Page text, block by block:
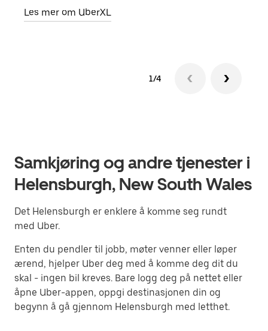
Les mer om UberXL
1/4
Samkjøring og andre tjenester i
Helensburgh, New South Wales
Det Helensburgh er enklere å komme seg rundt
med Uber.
Enten du pendler til jobb, møter venner eller løper
ærend, hjelper Uber deg med å komme deg dit du
skal - ingen bil kreves. Bare logg deg på nettet eller
åpne Uber-appen, oppgi destinasjonen din og
begynn å gå gjennom Helensburgh med letthet.